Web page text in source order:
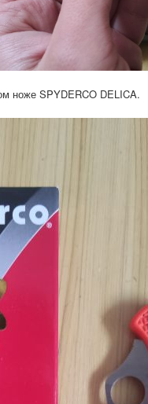
ноже SPYDERCO DELICA.